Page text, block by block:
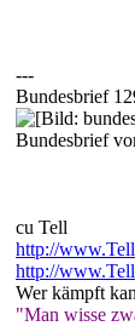
---
Bundesbrief
Bundesbrief
cu Tell
http://
http://
Wer kämpft
"Man wisse